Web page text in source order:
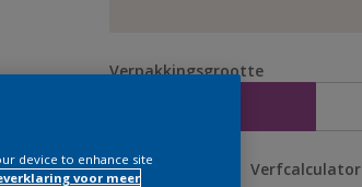
Verpakkingsgrootte
Aantal Verfcalculator
device to enhance site
voor meer